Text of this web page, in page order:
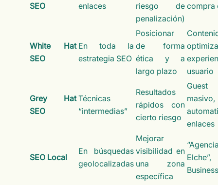
SEO
enlaces
riesgo de
penalización)
compra
White Hat
SEO
En toda la
estrategia SEO
Posicionar
de forma
ética y a
largo plazo
usuario
Grey Hat
SEO
Técnicas
“intermedias”
Resultados
rápidos con
cierto riesgo
masivo,
enlaces
SEO Local
En búsquedas
geolocalizadas
Mejorar
visibilidad en
una zona
específica